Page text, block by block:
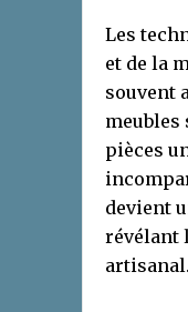
Les
et de la
souvent
meubles
pièces
devient
révélant
artisanal.